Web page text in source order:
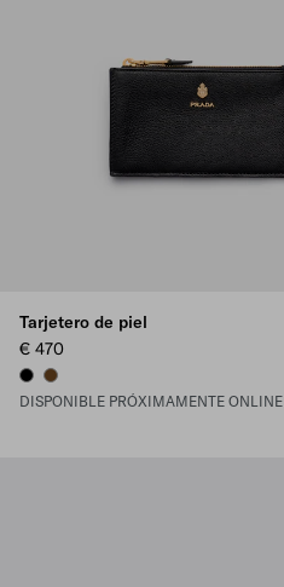
Tarjetero de piel
€ 470
BLACKCHESTNUT BROWN
DISPONIBLE PRÓXIMAMENTE ONLINE